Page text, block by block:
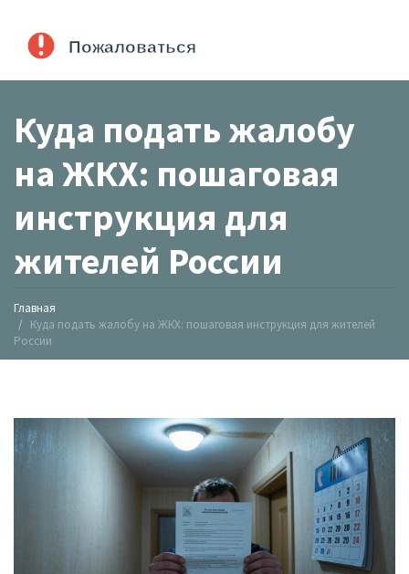
Куда подать жалобу
на ЖКХ: пошаговая
инструкция для
жителей России
Главная
Куда подать жалобу на ЖКХ: пошаговая инструкция для жителей
России